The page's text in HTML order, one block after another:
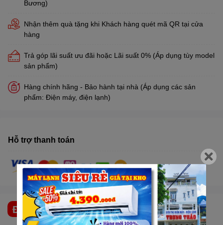
Bương)
Nhận thêm quà tặng khi Khách hàng quét mã QR tại cửa
hàng
Trả góp lãi suất ưu đãi hoặc Lãi suất 0% (Áp dụng tùy model
sản phẩm)
Hàng chính hãng - Bảo hành tại nhà (Áp dụng các sản
phẩm: Điện máy, điện lạnh)
Hỗ trợ thanh toán
ĐẶC ĐIỂM NỔI BẬT